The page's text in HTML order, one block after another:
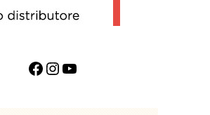
Facebook InstagramYouTube